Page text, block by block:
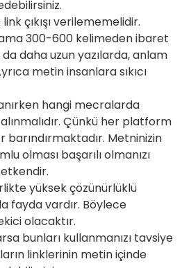
çıkışı verilememelidir.
300-600 kelimeden ibaret
da daha uzun yazılarda, anlam
metin insanlara sıkıcı
hangi mecralarda
Çünkü her platform
Metninizin
olması başarılı olmanızı
yüksek çözünürlüklü
fayda vardır. Böylece
olacaktır.
bunları kullanmanızı tavsiye
linklerinin metin içinde